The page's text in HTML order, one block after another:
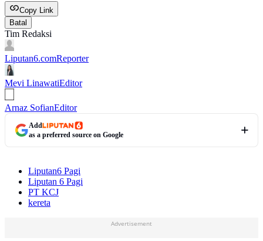
Copy Link
Batal
Tim Redaksi
Liputan6.comReporter
Mevi LinawatiEditor
Arnaz SofianEditor
Add
as a preferred source on Google
Liputan6 Pagi
Liputan 6 Pagi
PT KCJ
kereta
Advertisement